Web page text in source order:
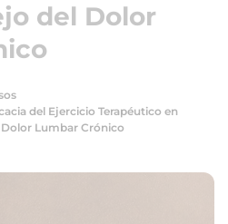
del Dolor
del Ejercicio Terapéutico en
Dolor Lumbar Crónico